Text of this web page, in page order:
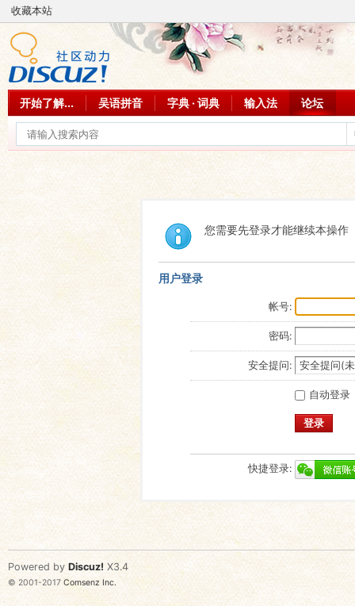
收藏本站
开始了解... 吴语拼音 字典 · 词典 输入法 论坛
您需要先登录才能继续本操作
用户登录
帐号:
密码:
安全提问:
自动登录
登录
快捷登录:
Powered by Discuz! X3.4
© 2001-2017 Comsenz Inc.